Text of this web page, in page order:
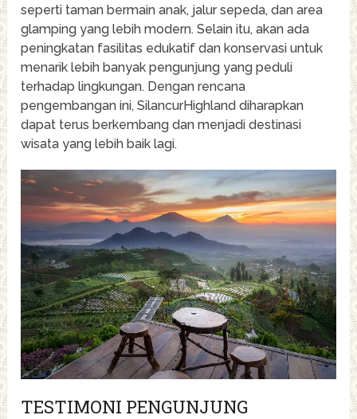
seperti taman bermain anak, jalur sepeda, dan area
glamping yang lebih modern. Selain itu, akan ada
peningkatan fasilitas edukatif dan konservasi untuk
menarik lebih banyak pengunjung yang peduli
terhadap lingkungan. Dengan rencana
pengembangan ini, SilancurHighland diharapkan
dapat terus berkembang dan menjadi destinasi
wisata yang lebih baik lagi.
TESTIMONI PENGUNJUNG